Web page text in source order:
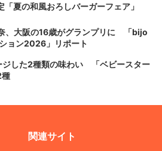
夏の和風おろしバーガーフェア」
、大阪の16歳がグランプリに 「bijo
ョン2026」リポート
ジした2種類の味わい 「ベビースター
種
関連サイト